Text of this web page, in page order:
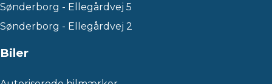
Sønderborg - Ellegårdvej 5
Sønderborg - Ellegårdvej 2
Biler